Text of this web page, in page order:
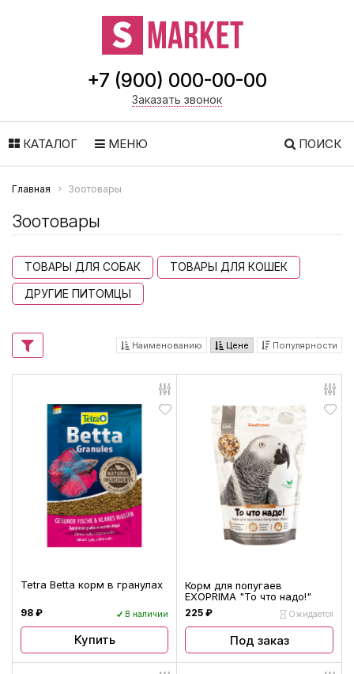
+7 (900) 000-00-00
Заказать звонок
КАТАЛОГ МЕНЮ ПОИСК
Главная Зоотовары
Зоотовары
ТОВАРЫ ДЛЯ СОБАК
ТОВАРЫ ДЛЯ КОШЕК
ДРУГИЕ ПИТОМЦЫ
Наименованию Цене Популярности
Tetra Betta корм в гранулах
98 ₽ В наличии
Купить
Корм для попугаев
EXOPRIMA "То что надо!"
225 ₽ Ожидается
Под заказ